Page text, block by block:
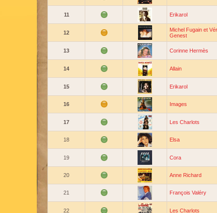
11 Erikarol
12
Michel Fugain et
Genest
13 Corinne Hermès
14 Allain
15 Erikarol
16 Images
17 Les Charlots
18 Elsa
19 Cora
20 Anne Richard
21 François Valéry
22 Les Charlots